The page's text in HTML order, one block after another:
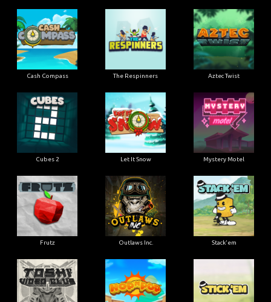
Cash Compass The Respinners Aztec Twist
Cubes 2 Let It Snow Mystery Motel
Frutz Outlaws Inc. Stack'em